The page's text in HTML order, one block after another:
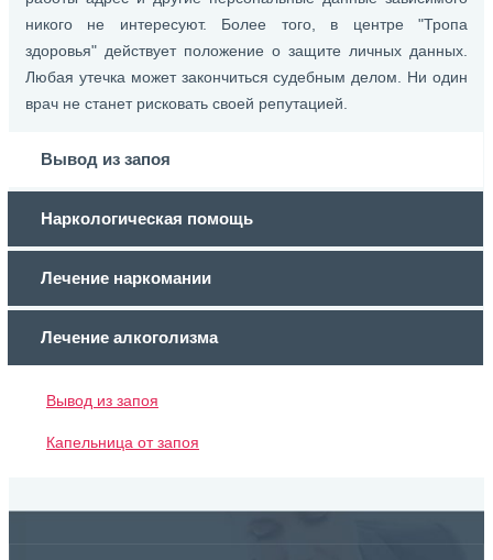
никого не интересуют. Более того, в центре "Тропа
здоровья" действует положение о защите личных данных.
Любая утечка может закончиться судебным делом. Ни один
врач не станет рисковать своей репутацией.
Вывод из запоя
Наркологическая помощь
Лечение наркомании
Лечение алкоголизма
Вывод из запоя
Капельница от запоя